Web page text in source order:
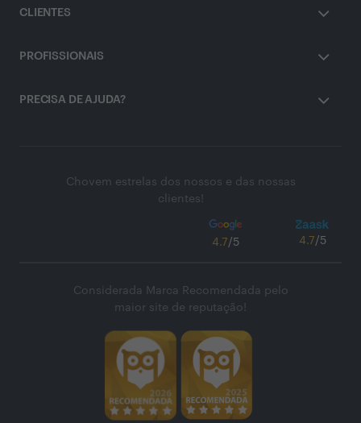
CLIENTES
PROFISSIONAIS
PRECISA DE AJUDA?
Chovem estrelas dos nossos e das nossas
clientes!
4.7/5 4.7/5
Considerada Marca Recomendada pelo
maior site de reputação!